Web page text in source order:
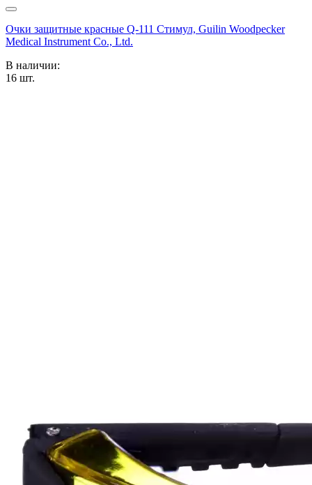
Очки защитные красные Q-111 Стимул, Guilin Woodpecker
Medical Instrument Co., Ltd.
В наличии:
16 шт.